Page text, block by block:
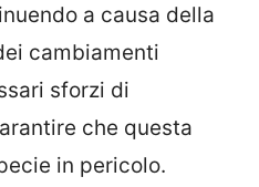
a causa della
cambiamenti
sforzi di
che questa
in pericolo.